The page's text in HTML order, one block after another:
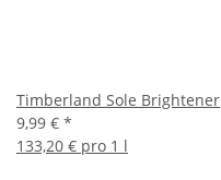
Timberland Sole Brightener
9,99 € *
133,20 € pro 1 l